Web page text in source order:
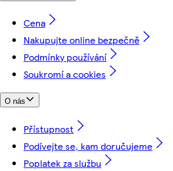
Cena
Nakupujte online bezpečně
Podmínky používání
Soukromí a cookies
O nás
Přístupnost
Podívejte se, kam doručujeme
Poplatek za službu